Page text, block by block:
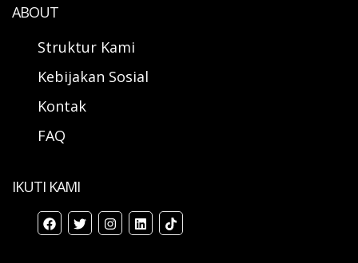
ABOUT
Struktur Kami
Kebijakan Sosial
Kontak
FAQ
IKUTI KAMI